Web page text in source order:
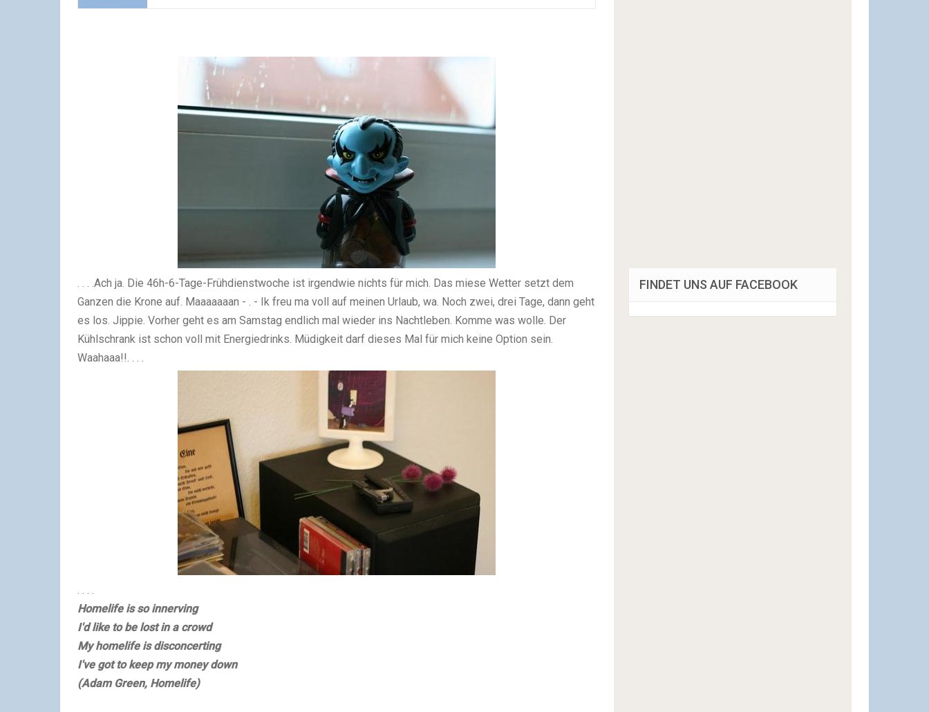
Ach ja. Die 46h-6-Tage-Frühdienstwoche ist irgendwie nichts für mich. Das miese Wetter setzt dem
Ganzen die Krone auf. Maaaaaaan - . - Ik freu ma voll auf meinen Urlaub, wa. Noch zwei, drei Tage, dann geht
es los. Jippie. Vorher geht es am Samstag endlich mal wieder ins Nachtleben. Komme was wolle. Der
Kühlschrank ist schon voll mit Energiedrinks. Müdigkeit darf dieses Mal für mich keine Option sein.
Waahaaa!!
Homelife is so innerving
I'd like to be lost in a crowd
My homelife is disconcerting
I've got to keep my money down
(Adam Green, Homelife)
FINDET UNS AUF FACEBOOK